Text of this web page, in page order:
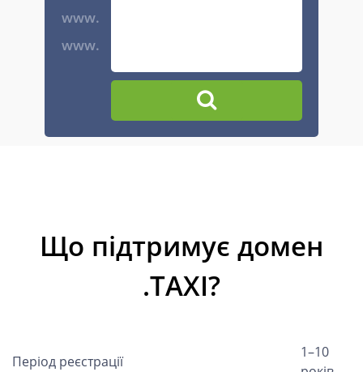
www.
www.
Що підтримує домен
.TAXI?
Період реєстрації
1–10